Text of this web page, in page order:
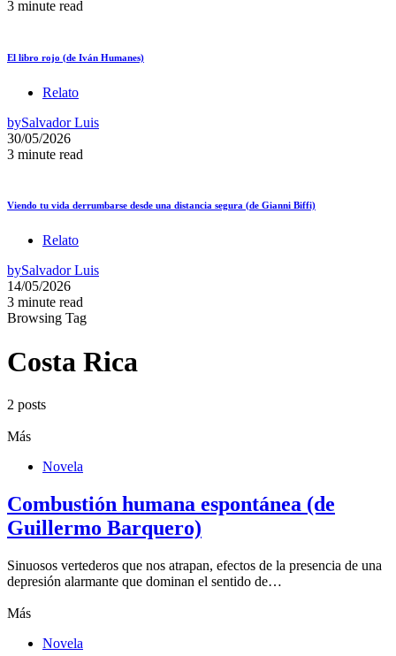
3 minute read
El libro rojo (de Iván Humanes)
Relato
bySalvador Luis
30/05/2026
3 minute read
Viendo tu vida derrumbarse desde una distancia segura (de Gianni Biffi)
Relato
bySalvador Luis
14/05/2026
3 minute read
Browsing Tag
Costa Rica
2 posts
Más
Novela
Combustión humana espontánea (de
Guillermo Barquero)
Sinuosos vertederos que nos atrapan, efectos de la presencia de una
depresión alarmante que dominan el sentido de…
Más
Novela